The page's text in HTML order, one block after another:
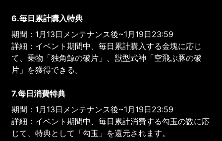
6.毎日累計購入特典
期間：1月13日メンテナンス後~1月19日23:59
詳細：イベント期間中、毎日累計購入する金塊に応じ
て、乗物「独角鯨の破片」、獣型式神「空飛ぶ豚の破
片」を獲得できる。
7.每日消費特典
期間：1月13日メンテナンス後~1月19日23:59
詳細：イベント期間中、毎日累計消費する勾玉の数に応
じて、特典として「勾玉」を還元されます。